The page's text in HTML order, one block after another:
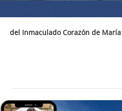
del Inmaculado Corazón de María